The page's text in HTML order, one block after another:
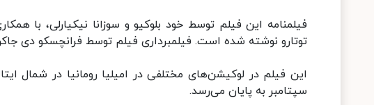
فیلمنامه این فیلم توسط خود بلوکیو و سوزانا نیکیارلی، با
توتارو نوشته شده است. فیلمبرداری فیلم توسط فرانچسکو دی
این فیلم در لوکیشن‌های مختلفی در امیلیا رومانیا در شمال
سپتامبر به پایان می‌رسد.